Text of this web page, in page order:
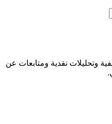
وتحليلات نقدية ومتابعات عن